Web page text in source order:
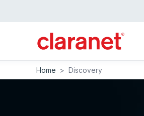
Home > Discovery